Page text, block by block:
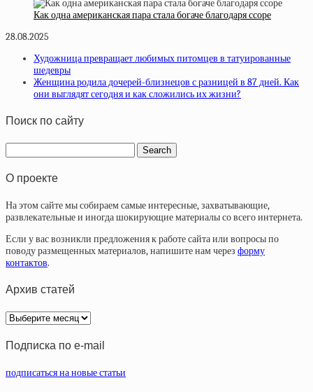
Как одна американская пара стала богаче благодаря ссоре
28.08.2025
Художница превращает любимых питомцев в татуированные
шедевры
Женщина родила дочерей-близнецов с разницей в 87 дней. Как
они выглядят сегодня и как сложились их жизни?
Поиск по сайту
О проекте
На этом сайте мы собираем самые интересные, захватывающие,
развлекательные и иногда шокирующие материалы со всего интернета.
Если у вас возникли предложения к работе сайта или вопросы по
поводу размещенных материалов, напишите нам через форму
контактов.
Архив статей
Архив
статей
Подписка по e-mail
подписаться на новые статьи